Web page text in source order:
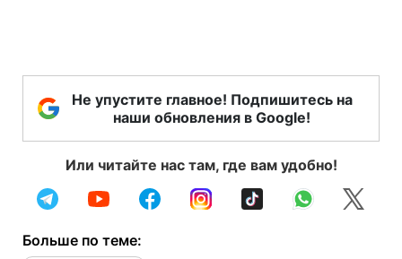
Не упустите главное! Подпишитесь на
наши обновления в Google!
Или читайте нас там, где вам удобно!
Больше по теме: